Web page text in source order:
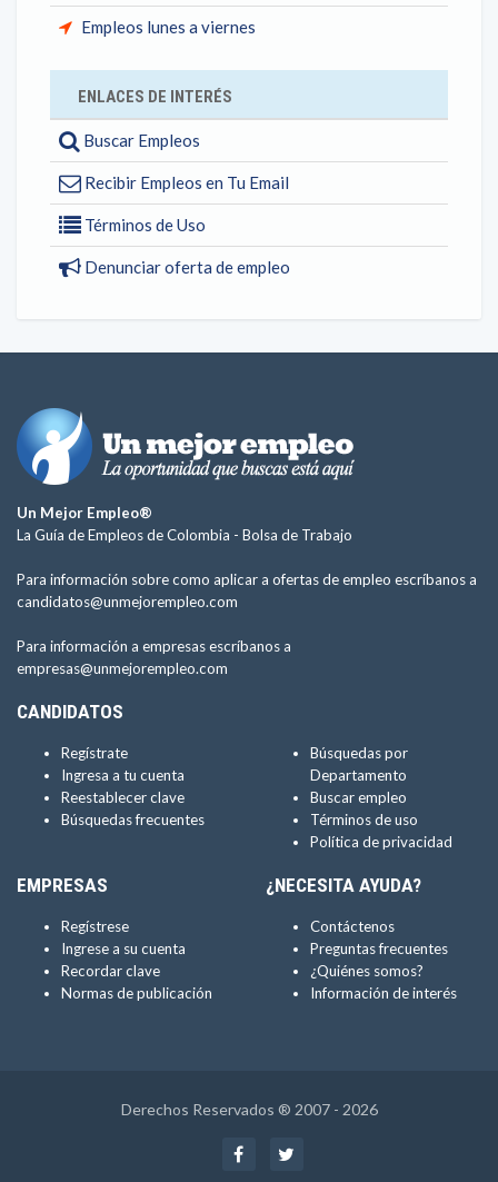
Empleos lunes a viernes
ENLACES DE INTERÉS
Buscar Empleos
Recibir Empleos en Tu Email
Términos de Uso
Denunciar oferta de empleo
Un Mejor Empleo®
La Guía de Empleos de Colombia - Bolsa de Trabajo
Para información sobre como aplicar a ofertas de empleo escríbanos a
candidatos@unmejorempleo.com
Para información a empresas escríbanos a
empresas@unmejorempleo.com
CANDIDATOS
Regístrate
Ingresa a tu cuenta
Reestablecer clave
Búsquedas frecuentes
Búsquedas por
Departamento
Buscar empleo
Términos de uso
Política de privacidad
EMPRESAS
Regístrese
Ingrese a su cuenta
Recordar clave
Normas de publicación
¿NECESITA AYUDA?
Contáctenos
Preguntas frecuentes
¿Quiénes somos?
Información de interés
Derechos Reservados ® 2007 - 2026
Facebook